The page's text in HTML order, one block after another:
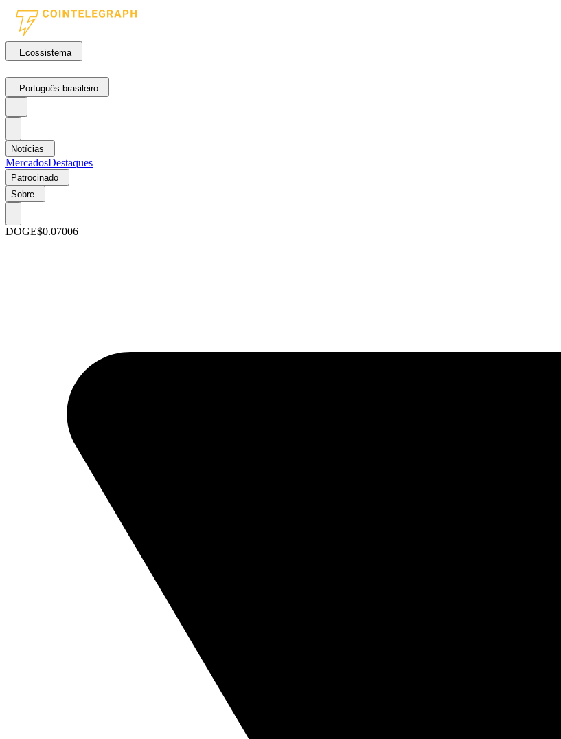
Ecossistema
Português brasileiro
Notícias
MercadosDestaques
Patrocinado
Sobre
DOGE$0.07006